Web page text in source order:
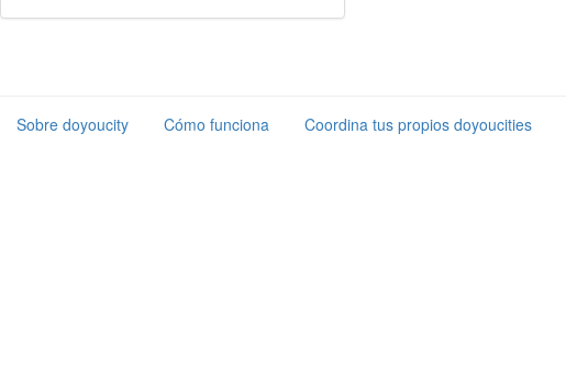
Sobre doyoucity Cómo funciona Coordina tus propios doyoucities